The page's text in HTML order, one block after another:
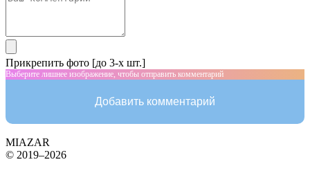
Прикрепить фото [до 3-х шт.]
Выберите лишнее изображение, чтобы отправить комментарий
Добавить комментарий
MIAZAR
© 2019–2026